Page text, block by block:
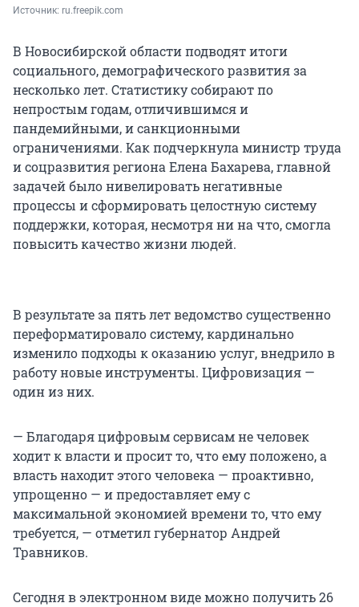
Источник: ru.freepik.com
В Новосибирской области подводят итоги
социального, демографического развития за
несколько лет. Статистику собирают по
непростым годам, отличившимся и
пандемийными, и санкционными
ограничениями. Как подчеркнула министр труда
и соцразвития региона Елена Бахарева, главной
задачей было нивелировать негативные
процессы и сформировать целостную систему
поддержки, которая, несмотря ни на что, смогла
повысить качество жизни людей.
В результате за пять лет ведомство существенно
переформатировало систему, кардинально
изменило подходы к оказанию услуг, внедрило в
работу новые инструменты. Цифровизация —
один из них.
— Благодаря цифровым сервисам не человек
ходит к власти и просит то, что ему положено, а
власть находит этого человека — проактивно,
упрощенно — и предоставляет ему с
максимальной экономией времени то, что ему
требуется, — отметил губернатор Андрей
Травников.
Сегодня в электронном виде можно получить 26